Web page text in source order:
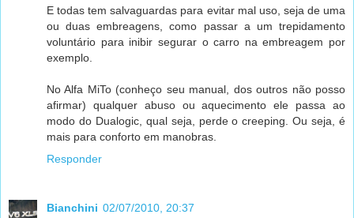
E todas tem salvaguardas para evitar mal uso, seja de uma
ou duas embreagens, como passar a um trepidamento
voluntário para inibir segurar o carro na embreagem por
exemplo.
No Alfa MiTo (conheço seu manual, dos outros não posso
afirmar) qualquer abuso ou aquecimento ele passa ao
modo do Dualogic, qual seja, perde o creeping. Ou seja, é
mais para conforto em manobras.
Responder
Bianchini 02/07/2010, 20:37